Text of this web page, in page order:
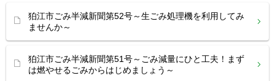
狛江市ごみ半減新聞第52号～生ごみ処理機を利用してみ
ませんか～
狛江市ごみ半減新聞第51号～ごみ減量にひと工夫！まず
は燃やせるごみからはじめましょう～